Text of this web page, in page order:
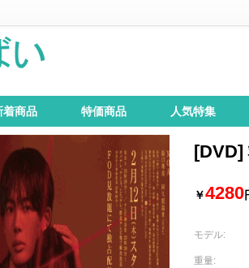
着商品 特価商品 人気特集
[DVD]
￥4280
モデル:
重量: